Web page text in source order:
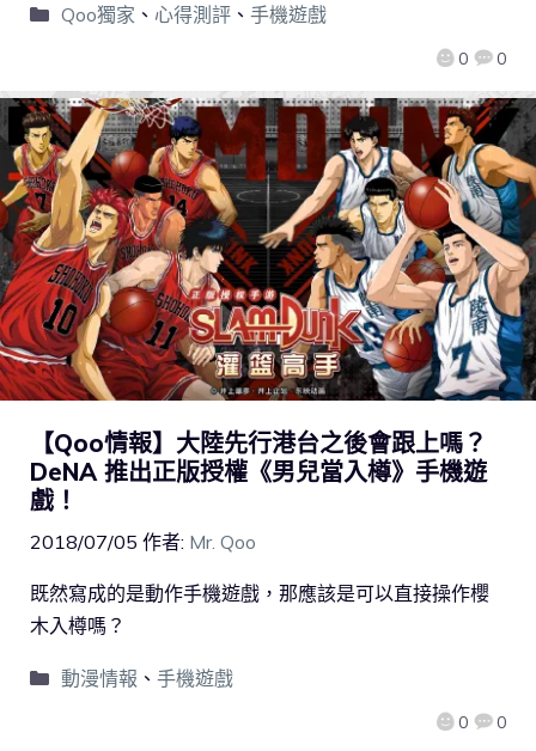
0 0
Qoo獨家 、 心得測評、 手機遊戲
【Qoo情報】大陸先行港台之後會跟上嗎？
DeNA 推出正版授權《男兒當入樽》手機遊
戲！
2018/07/05 作者: Mr. Qoo
0 0
既然寫成的是動作手機遊戲，那應該是可以直接操作櫻
木入樽嗎？
動漫情報 、 手機遊戲